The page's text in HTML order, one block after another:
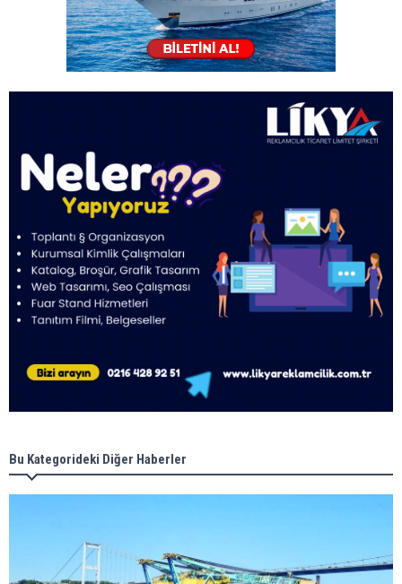
Bu Kategorideki Diğer Haberler